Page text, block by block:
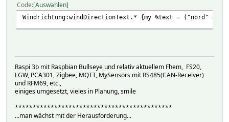
Code Auswählen
Windrichtung:windDirectionText.* {my %text = ("nord"
Raspi 3b mit Raspbian Bullseye und relativ aktuellem Fhem, FS20,
LGW, PCA301, Zigbee, MQTT, MySensors mit RS485(CAN-Receiver)
und RFM69, etc.,
einiges umgesetzt, vieles in Planung, smile
********************************************
...man wächst mit der Herausforderung...